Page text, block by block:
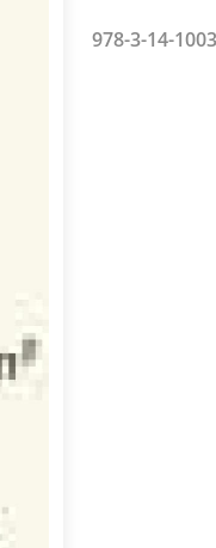
978-3-14-